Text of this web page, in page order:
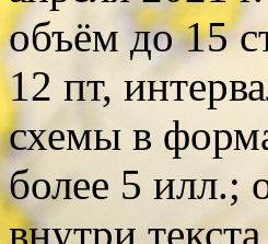
объём до 15
12 пт,
схемы в
более 5 илл.;
внутри